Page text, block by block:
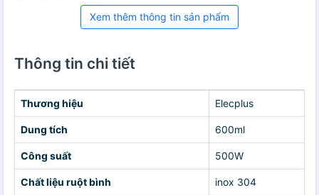
Xem thêm thông tin sản phẩm
Thông tin chi tiết
Thương hiệu Elecplus
Dung tích 600ml
Công suất 500W
Chất liệu ruột bình inox 304